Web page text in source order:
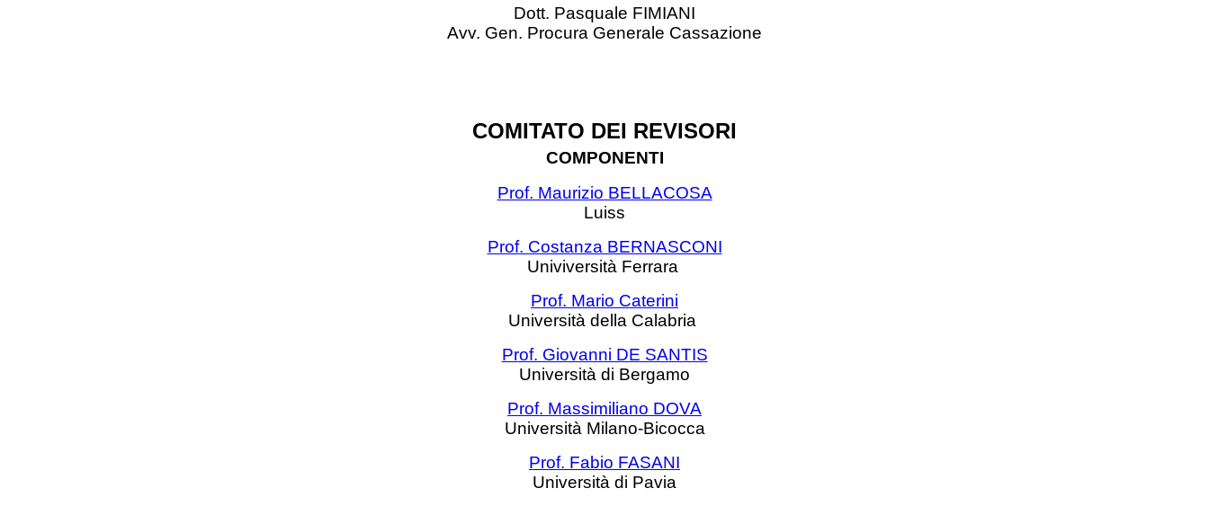
Dott. Pasquale FIMIANI
Avv. Gen. Procura Generale Cassazione
COMITATO DEI REVISORI
COMPONENTI
Prof. Maurizio BELLACOSA
Luiss
Prof. Costanza BERNASCONI
Univiversità Ferrara
Prof. Mario Caterini
Università della Calabria
Prof. Giovanni DE SANTIS
Università di Bergamo
Prof. Massimiliano DOVA
Università Milano-Bicocca
Prof. Fabio FASANI
Università di Pavia